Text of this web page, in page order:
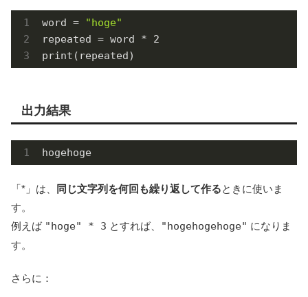
word =
"hoge"
repeated = word * 2
print(repeated)
出力結果
hogehoge
「*」は、 同じ文字列を何回も繰り返して作るときに使いま
す。
例えば "hoge" * 3 とすれば、 "hogehogehoge" になりま
す。
さらに：